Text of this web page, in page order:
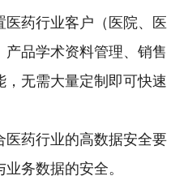
医药行业客户（医院、医
产品学术资料管理、销售
，无需大量定制即可快速
医药行业的高数据安全要
务数据的安全。